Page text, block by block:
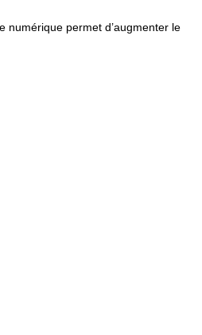
numérique permet d’augmenter le